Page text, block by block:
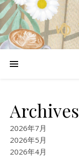
Archives
2026年7月
2026年5月
2026年4月